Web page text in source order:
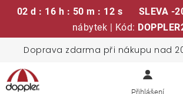
02 d : 16 h : 50 m : 12 s SLEVA -
nábytek | Kód:
obsah
Doprava zdarma při nákupu nad
Sedací soupravy
Slunečníky